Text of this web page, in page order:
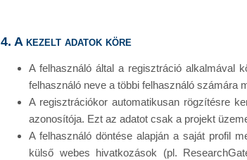
4. A kezelt adatok köre
A felhasználó által a regisztráció alkalmával
felhasználó neve a többi felhasználó számára
A regisztrációkor automatikusan rögzítésre
azonosítója. Ezt az adatot csak a projekt
A felhasználó döntése alapján a saját profil
külső webes hivatkozások (pl.